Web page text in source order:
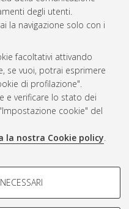
degli utenti.
la navigazione solo con i
facoltativi attivando
se vuoi, potrai esprimere
di profilazione".
e verificare lo stato dei
cookie" del
la nostra Cookie policy.